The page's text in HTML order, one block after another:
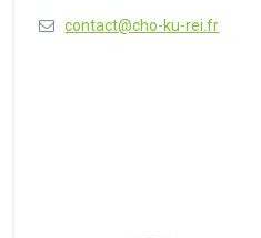
contact@cho-ku-rei.fr